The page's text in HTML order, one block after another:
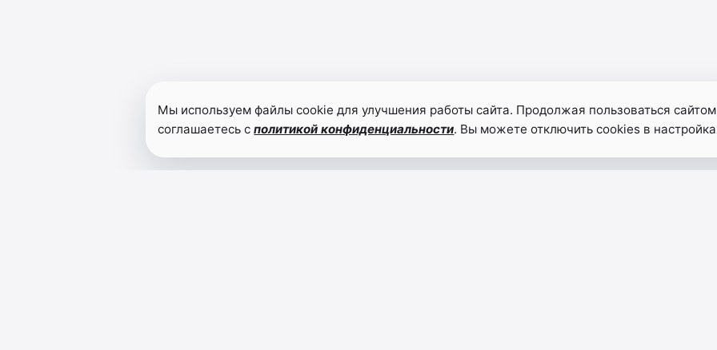
Мы используем файлы cookie для улучшения работы сайта. Продолжая пользоваться
соглашаетесь сполитикой конфиденциальности. Вы можете отключить cookies в